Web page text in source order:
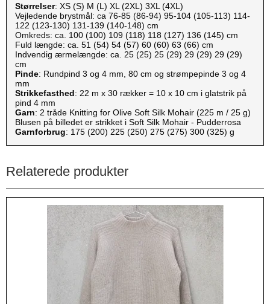
Størrelser: XS (S) M (L) XL (2XL) 3XL (4XL)
Vejledende brystmål: ca 76-85 (86-94) 95-104 (105-113) 114-
122 (123-130) 131-139 (140-148) cm
Omkreds: ca. 100 (100) 109 (118) 118 (127) 136 (145) cm
Fuld længde: ca. 51 (54) 54 (57) 60 (60) 63 (66) cm
Indvendig ærmelængde: ca. 25 (25) 25 (29) 29 (29) 29 (29)
cm
Pinde: Rundpind 3 og 4 mm, 80 cm og strømpepinde 3 og 4
mm
Strikkefasthed: 22 m x 30 rækker = 10 x 10 cm i glatstrik på
pind 4 mm
Garn: 2 tråde Knitting for Olive Soft Silk Mohair (225 m / 25 g)
Blusen på billedet er strikket i Soft Silk Mohair - Pudderrosa
Garnforbrug: 175 (200) 225 (250) 275 (275) 300 (325) g
Relaterede produkter